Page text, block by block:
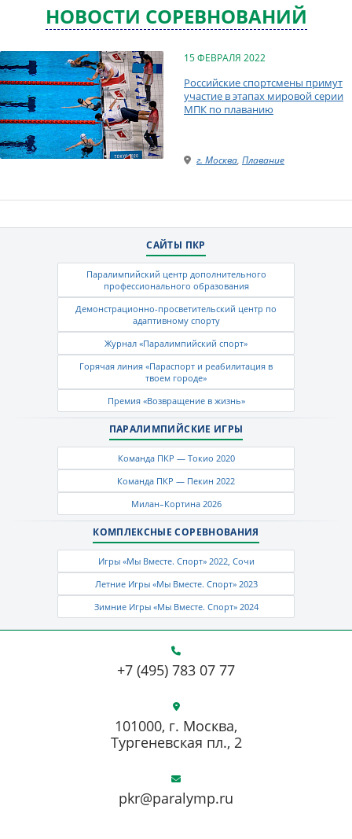
НОВОСТИ СОРЕВНОВАНИЙ
15 ФЕВРАЛЯ 2022
Российские спортсмены примут
участие в этапах мировой серии
МПК по плаванию
г. Москва, Плавание
САЙТЫ ПКР
Паралимпийский центр дополнительного
профессионального образования
Демонстрационно-просветительский центр по
адаптивному спорту
Журнал «Паралимпийский спорт»
Горячая линия «Параспорт и реабилитация в
твоем городе»
Премия «Возвращение в жизнь»
ПАРАЛИМПИЙСКИЕ ИГРЫ
Команда ПКР — Токио 2020
Команда ПКР — Пекин 2022
Милан–Кортина 2026
КОМПЛЕКСНЫЕ СОРЕВНОВАНИЯ
Игры «Мы Вместе. Спорт» 2022, Сочи
Летние Игры «Мы Вместе. Спорт» 2023
Зимние Игры «Мы Вместе. Спорт» 2024
+7 (495) 783 07 77
pkr@paralymp.ru
101000, г. Москва,
Тургеневская пл., 2